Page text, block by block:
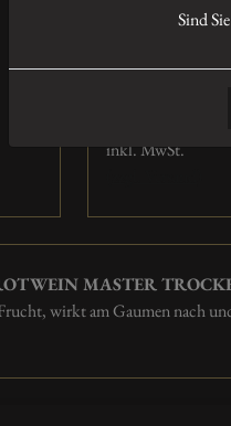
Sind
Sorte: nicht
inkl. MwSt.
MASTER
wirkt am Gaumen nach